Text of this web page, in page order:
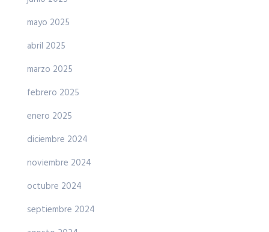
mayo 2025
abril 2025
marzo 2025
febrero 2025
enero 2025
diciembre 2024
noviembre 2024
octubre 2024
septiembre 2024